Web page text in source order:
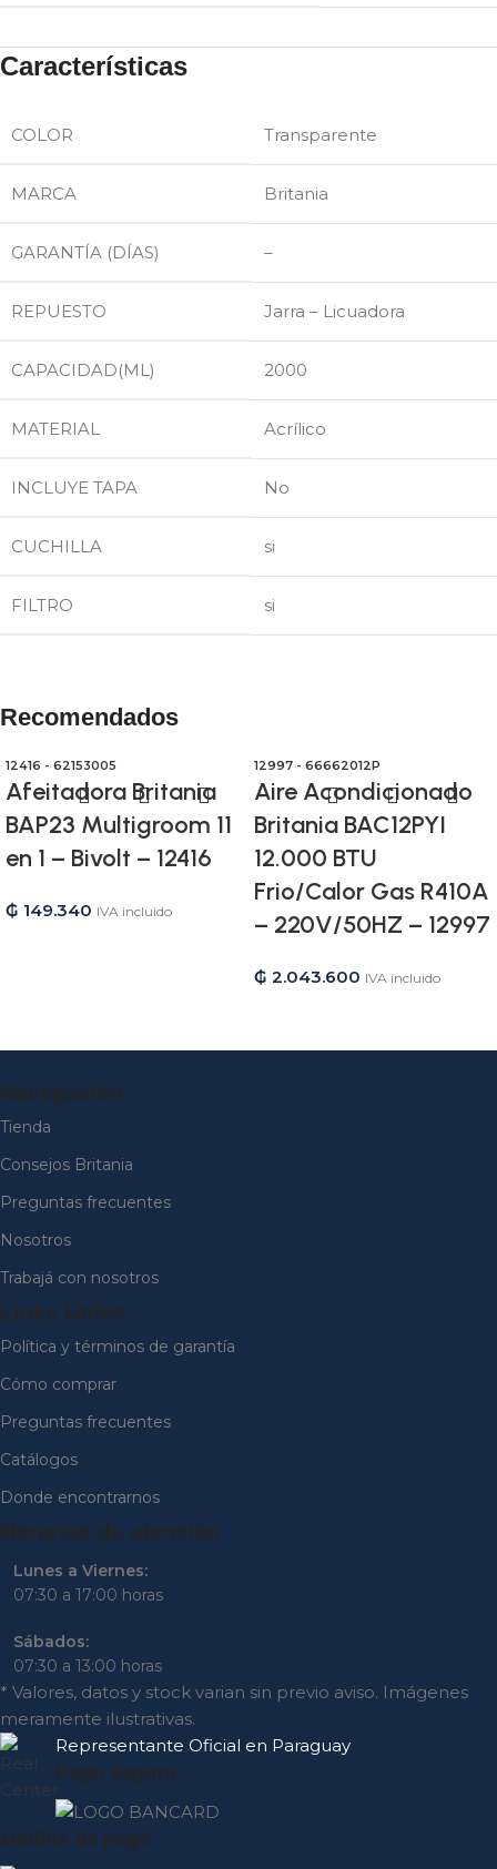
Características
COLOR Transparente
MARCA Britania
GARANTÍA (DÍAS) –
REPUESTO Jarra – Licuadora
CAPACIDAD(ML) 2000
MATERIAL Acrílico
INCLUYE TAPA No
CUCHILLA si
FILTRO si
Recomendados
12416 - 62153005
Afeitadora Britania
BAP23 Multigroom 11
en 1 – Bivolt – 12416
₲ 149.340 IVA incluido
12997 - 66662012P
Aire Acondicionado
Britania BAC12PYI
12.000 BTU
Frio/Calor Gas R410A
– 220V/50HZ – 12997
₲ 2.043.600 IVA incluido
Navegación
Tienda
Consejos Britania
Preguntas frecuentes
Nosotros
Trabajá con nosotros
Links Útiles
Política y términos de garantía
Cómo comprar
Preguntas frecuentes
Catálogos
Donde encontrarnos
Horarios de atención
Lunes a Viernes:
07:30 a 17:00 horas
Sábados:
07:30 a 13:00 horas
* Valores, datos y stock varian sin previo aviso. Imágenes
meramente ilustrativas.
Representante Oficial en Paraguay
Pago seguro
Medios de pago